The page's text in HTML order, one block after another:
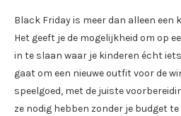
Black Friday is meer dan alleen een
Het geeft je de mogelijkheid om op
in te slaan waar je kinderen écht
gaat om een nieuwe outfit voor de
speelgoed, met de juiste
ze nodig hebben zonder je budget